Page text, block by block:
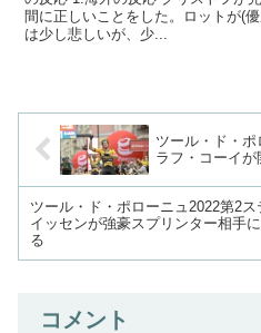
間に正しいことをした。ロットが(
は少し悲しいが、少...
ツール・ド・
ラフ・コーイ
ツール・ド・ポローニュ2022第2ス
イッセンが強豪スプリンター相手
る
コメント